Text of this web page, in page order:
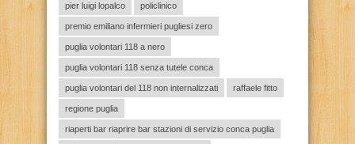
pier luigi lopalco policlinico
premio emiliano infermieri pugliesi zero
puglia volontari 118 a nero
puglia volontari 118 senza tutele conca
puglia volontari del 118 non internalizzati raffaele fitto
regione puglia
riaperti bar riaprire bar stazioni di servizio conca puglia